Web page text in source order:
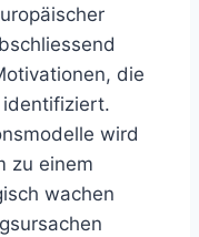
die
wird
zu einem
wachen